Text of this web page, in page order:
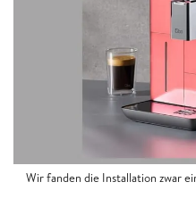
Wir fanden die Installation zwar